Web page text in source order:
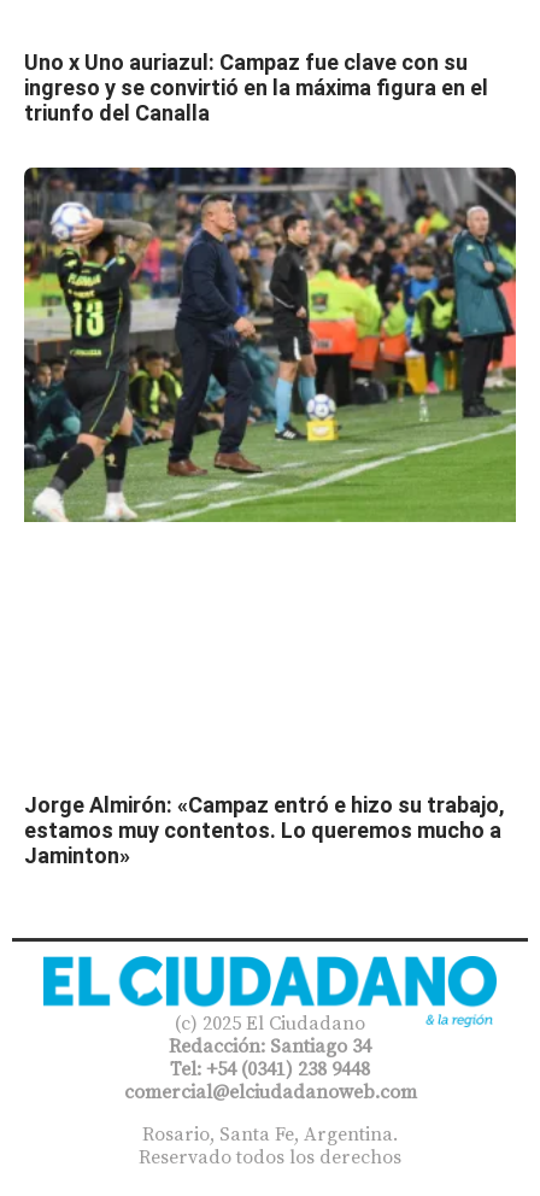
Uno x Uno auriazul: Campaz fue clave con su
ingreso y se convirtió en la máxima figura en el
triunfo del Canalla
Jorge Almirón: «Campaz entró e hizo su trabajo,
estamos muy contentos. Lo queremos mucho a
Jaminton»
(c) 2025 El Ciudadano
Redacción: Santiago 34
Tel: +54 (0341) 238 9448
comercial@elciudadanoweb.com​
Rosario, Santa Fe, Argentina.
Reservado todos los derechos